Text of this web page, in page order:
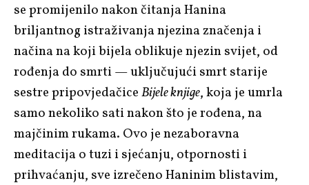
se promijenilo nakon čitanja Hanina
briljantnog istraživanja njezina značenja i
načina na koji bijela oblikuje njezin svijet, od
rođenja do smrti — uključujući smrt starije
sestre pripovjedačiceBijele knjige, koja je umrla
samo nekoliko sati nakon što je rođena, na
majčinim rukama. Ovo je nezaboravna
meditacija o tuzi i sjećanju, otpornosti i
prihvaćanju, sve izrečeno Haninim blistavim,